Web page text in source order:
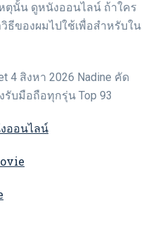
ตุนั้น ดูหนังออนไลน์ ถ้าใคร
ธีของผมไปใช้เพื่อสำหรับใน
4 สิงหา 2026 Nadine คัด
บมือถือทุกรุ่น Top 93
ออนไลน์